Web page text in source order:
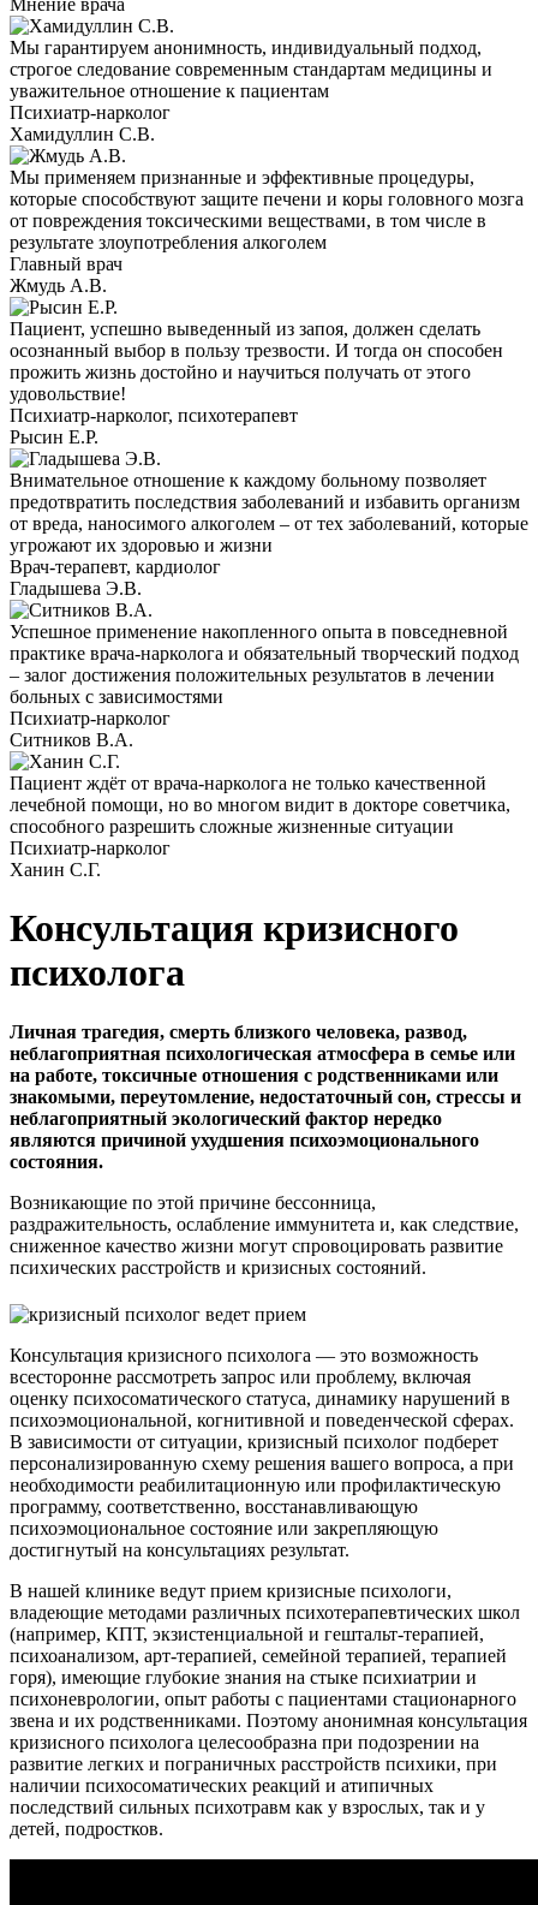
Мнение врача
Мы гарантируем анонимность, индивидуальный подход,
строгое следование современным стандартам медицины и
уважительное отношение к пациентам
Психиатр-нарколог
Хамидуллин С.В.
Мы применяем признанные и эффективные процедуры,
которые способствуют защите печени и коры головного мозга
от повреждения токсическими веществами, в том числе в
результате злоупотребления алкоголем
Главный врач
Жмудь А.В.
Пациент, успешно выведенный из запоя, должен сделать
осознанный выбор в пользу трезвости. И тогда он способен
прожить жизнь достойно и научиться получать от этого
удовольствие!
Психиатр-нарколог, психотерапевт
Рысин Е.Р.
Внимательное отношение к каждому больному позволяет
предотвратить последствия заболеваний и избавить организм
от вреда, наносимого алкоголем – от тех заболеваний, которые
угрожают их здоровью и жизни
Врач-терапевт, кардиолог
Гладышева Э.В.
Успешное применение накопленного опыта в повседневной
практике врача-нарколога и обязательный творческий подход
– залог достижения положительных результатов в лечении
больных с зависимостями
Психиатр-нарколог
Ситников В.А.
Пациент ждёт от врача-нарколога не только качественной
лечебной помощи, но во многом видит в докторе советчика,
способного разрешить сложные жизненные ситуации
Психиатр-нарколог
Ханин С.Г.
Консультация кризисного
психолога
Личная трагедия, смерть близкого человека, развод,
неблагоприятная психологическая атмосфера в семье или
на работе, токсичные отношения с родственниками или
знакомыми, переутомление, недостаточный сон, стрессы и
неблагоприятный экологический фактор нередко
являются причиной ухудшения психоэмоционального
состояния.
Возникающие по этой причине бессонница,
раздражительность, ослабление иммунитета и, как следствие,
сниженное качество жизни могут спровоцировать развитие
психических расстройств и кризисных состояний.
Консультация кризисного психолога — это возможность
всесторонне рассмотреть запрос или проблему, включая
оценку психосоматического статуса, динамику нарушений в
психоэмоциональной, когнитивной и поведенческой сферах.
В зависимости от ситуации, кризисный психолог подберет
персонализированную схему решения вашего вопроса, а при
необходимости реабилитационную или профилактическую
программу, соответственно, восстанавливающую
психоэмоциональное состояние или закрепляющую
достигнутый на консультациях результат.
В нашей клинике ведут прием кризисные психологи,
владеющие методами различных психотерапевтических школ
(например, КПТ, экзистенциальной и гештальт-терапией,
психоанализом, арт-терапией, семейной терапией, терапией
горя), имеющие глубокие знания на стыке психиатрии и
психоневрологии, опыт работы с пациентами стационарного
звена и их родственниками. Поэтому анонимная консультация
кризисного психолога целесообразна при подозрении на
развитие легких и пограничных расстройств психики, при
наличии психосоматических реакций и атипичных
последствий сильных психотравм как у взрослых, так и у
детей, подростков.